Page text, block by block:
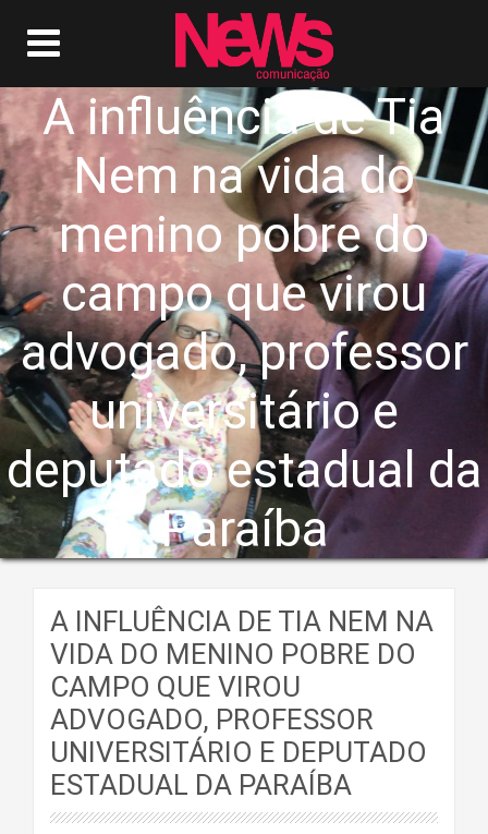
A influência de Tia
Nem na vida do
menino pobre do
campo que virou
advogado, professor
universitário e
deputado estadual da
Paraíba
A INFLUÊNCIA DE TIA NEM NA
VIDA DO MENINO POBRE DO
CAMPO QUE VIROU
ADVOGADO, PROFESSOR
UNIVERSITÁRIO E DEPUTADO
ESTADUAL DA PARAÍBA